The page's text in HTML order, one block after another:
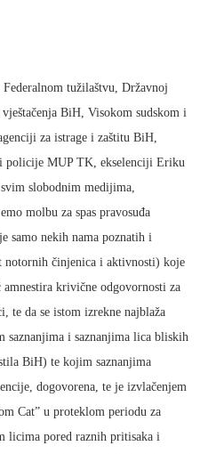
tužilaštvu, Državnoj
BiH, Visokom sudskom i
za istrage i zaštitu BiH,
policije MUP TK, ekselenciji Eriku
slobodnim medijima,
molbu za spas pravosuđa
samo nekih nama poznatih i
notornih činjenica i aktivnosti) koje
krivične odgovornosti za
te da se istom izrekne najblaža
saznanjima i saznanjima lica bliskih
BiH) te kojim saznanjima
dogovorena, te je izvlačenjem
Cat” u proteklom periodu za
licima pored raznih pritisaka i